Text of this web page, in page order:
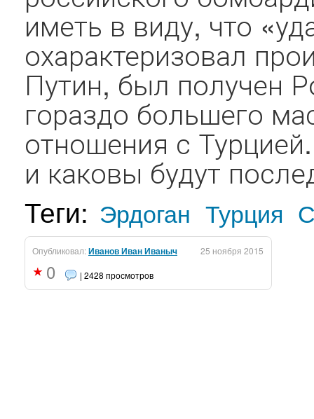
иметь в виду, что
охарактеризовал
Путин, был получен
гораздо большего
отношения с
и каковы будут
Теги: Эрдоган Турция
Опубликовал:Иванов Иван Иваныч 25 ноября 2015
0 | 2428 просмотров